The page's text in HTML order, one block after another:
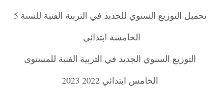
تحميل التوزيع السنوي للجديد في التربية الفنية للسنة 5
الخامسة ابتدائي
التوزيع السنوي الجديد في التربية الفنية للمستوى
الخامس ابتدائي 2022 2023